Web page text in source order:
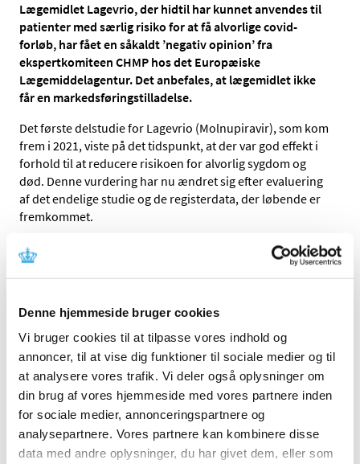
Denne hjemmeside bruger cookies
Vi bruger cookies til at tilpasse vores indhold og
annoncer, til at vise dig funktioner til sociale medier og til
at analysere vores trafik. Vi deler også oplysninger om
din brug af vores hjemmeside med vores partnere inden
for sociale medier, annonceringspartnere og
analysepartnere. Vores partnere kan kombinere disse
data med andre oplysninger, du har givet dem, eller som
Lægemidlet Lagevrio, der hidtil har kunnet anvendes til
patienter med særlig risiko for at få alvorlige covid-
forløb, har fået en såkaldt ’negativ opinion’ fra
ekspertkomiteen CHMP hos det Europæiske
Lægemiddelagentur. Det anbefales, at lægemidlet ikke
får en markedsføringstilladelse.
Det første delstudie for Lagevrio (Molnupiravir), som kom
frem i 2021, viste på det tidspunkt, at der var god effekt i
forhold til at reducere risikoen for alvorlig sygdom og
død. Denne vurdering har nu ændret sig efter evaluering
af det endelige studie og de registerdata, der løbende er
fremkommet.
Lægemiddelmyndighederne har holdt øje med de data,
der er kommet ind, efterhånden som lægemidlet er
blevet brugt af patienter i hele Europa, og virksomheden
vaccinerede forsøgsdeltagere. Vurderingen fra CHMP er,
at den samlede datamængde, der foreligger nu, ikke
understøtter, at lægemidlet har den forventede gode
effekt.Derfor anbefaler EMA, at der ikke bliver givet en
markedsføringstilladelse til lægemidlet
Generel tilladelse til udlevering trækkes
tilbage